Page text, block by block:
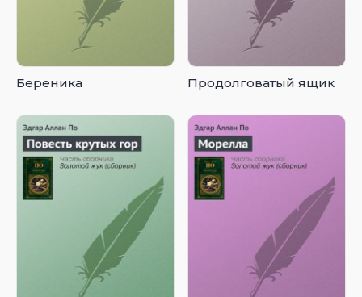
Береника Продолговатый ящик